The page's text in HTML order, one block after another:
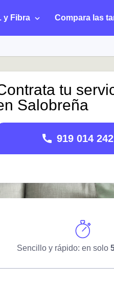
y Fibra Compara las
tu
Salobreña
919 014 242
Sencillo y rápido: en solo